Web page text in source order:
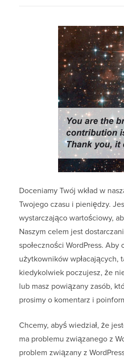
Doceniamy Twój wkład w
Twojego czasu i pieniędzy.
wystarczająco wartościowy,
Naszym celem jest
społeczności WordPress.
użytkowników wpłacających,
kiedykolwiek poczujesz, że
lub masz powiązany zasób,
prosimy o komentarz i
Chcemy, abyś wiedział, że
ma problemu związanego z
problem związany z